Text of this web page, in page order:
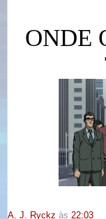
ONDE
A. J. Ryckz às 22:03